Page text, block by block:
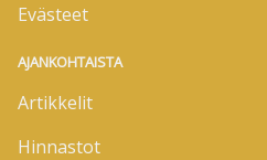
Evästeet
AJANKOHTAISTA
Artikkelit
Hinnastot